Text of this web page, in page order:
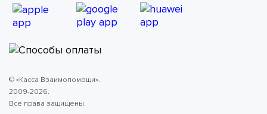
© «Касса Взаимопомощи».
2009-2026.
Все права защищены.